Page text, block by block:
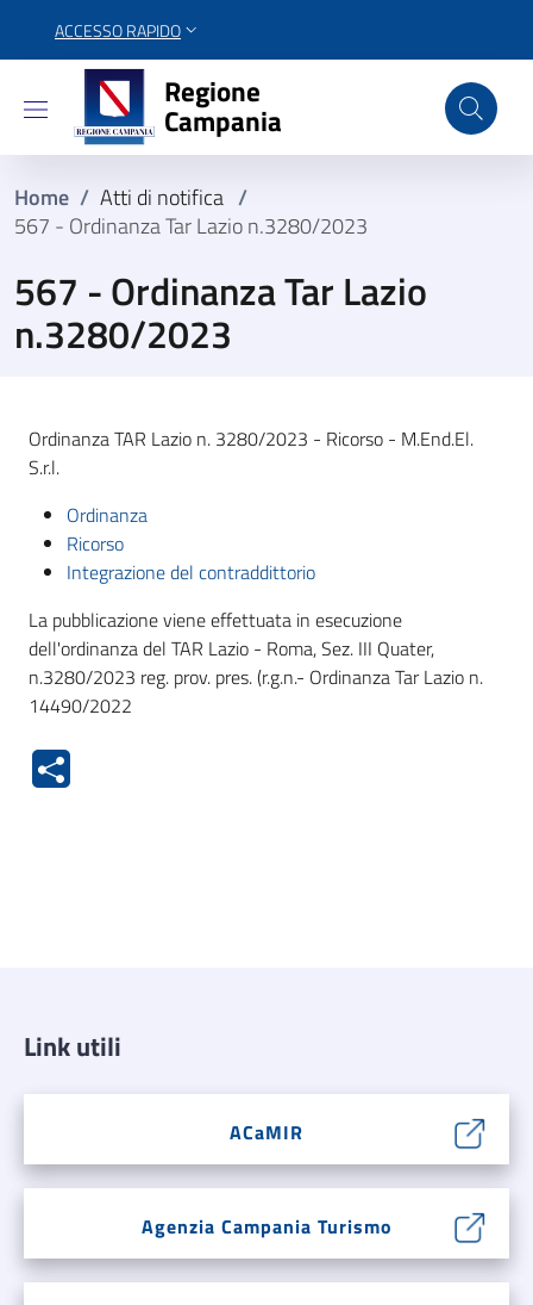
ACCESSO RAPIDO
Regione Campania
Regione
Campania
Home / Atti di notifica /
567 - Ordinanza Tar Lazio n.3280/2023
567 - Ordinanza Tar Lazio
n.3280/2023
Ordinanza TAR Lazio n. 3280/2023 - Ricorso - M.End.El.
S.r.l.
Ordinanza
Ricorso
Integrazione del contraddittorio
La pubblicazione viene effettuata in esecuzione
dell'ordinanza del TAR Lazio - Roma, Sez. III Quater,
n.3280/2023 reg. prov. pres. (r.g.n.- Ordinanza Tar Lazio n.
14490/2022
Link utili
ACaMIR
Agenzia Campania Turismo